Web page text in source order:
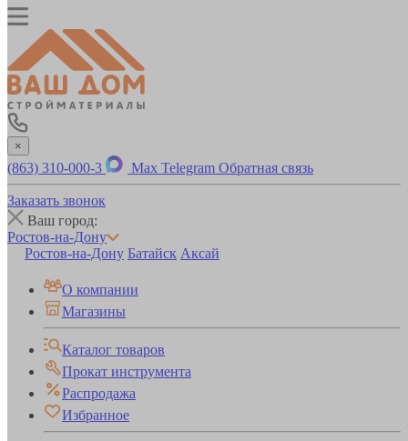
×
(863) 310-000-3 Max Telegram Обратная связь
Заказать звонок
Ваш город:
Ростов-на-Дону
Ростов-на-Дону Батайск Аксай
О компании
Магазины
Каталог товаров
Прокат инструмента
Распродажа
Избранное